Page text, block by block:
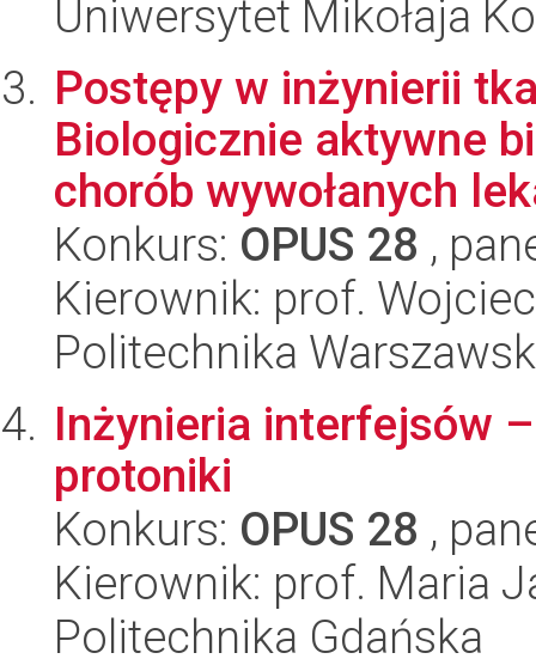
Uniwersytet Mikołaja
Postępy w inżynierii
Biologicznie aktywne
chorób wywołanych
Konkurs: OPUS 28 ,
Kierownik: prof.
Politechnika
Inżynieria interfejsów
protoniki
Konkurs: OPUS 28 ,
Kierownik: prof. Maria
Politechnika Gdańska